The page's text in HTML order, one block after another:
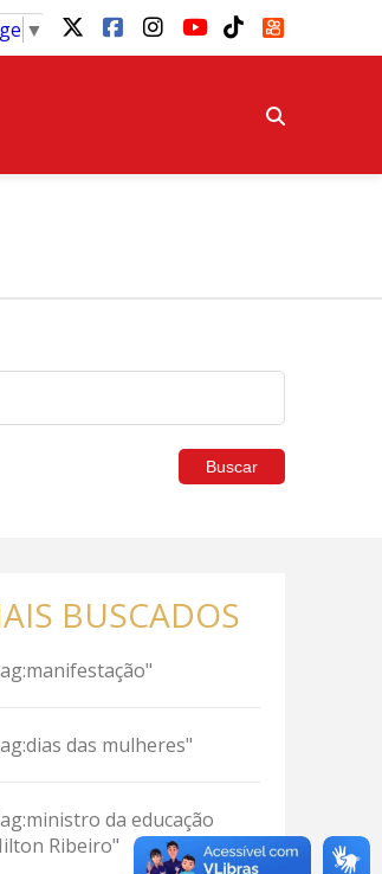
▼
Buscar
BUSCADOS
das mulheres"
da educação
Ribeiro"